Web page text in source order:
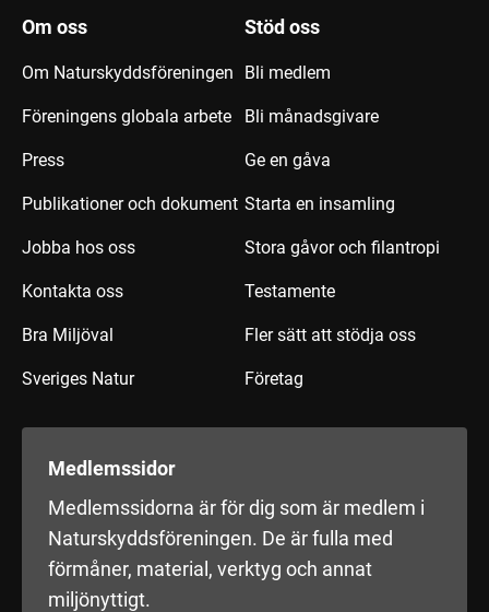
Om oss
Om Naturskyddsföreningen
Föreningens globala arbete
Press
Publikationer och dokument
Jobba hos oss
Kontakta oss
Bra Miljöval
Sveriges Natur
Stöd oss
Bli medlem
Bli månadsgivare
Ge en gåva
Starta en insamling
Stora gåvor och filantropi
Testamente
Fler sätt att stödja oss
Företag
Medlemssidor
Medlemssidorna är för dig som är medlem i
Naturskyddsföreningen. De är fulla med
förmåner, material, verktyg och annat
miljönyttigt.